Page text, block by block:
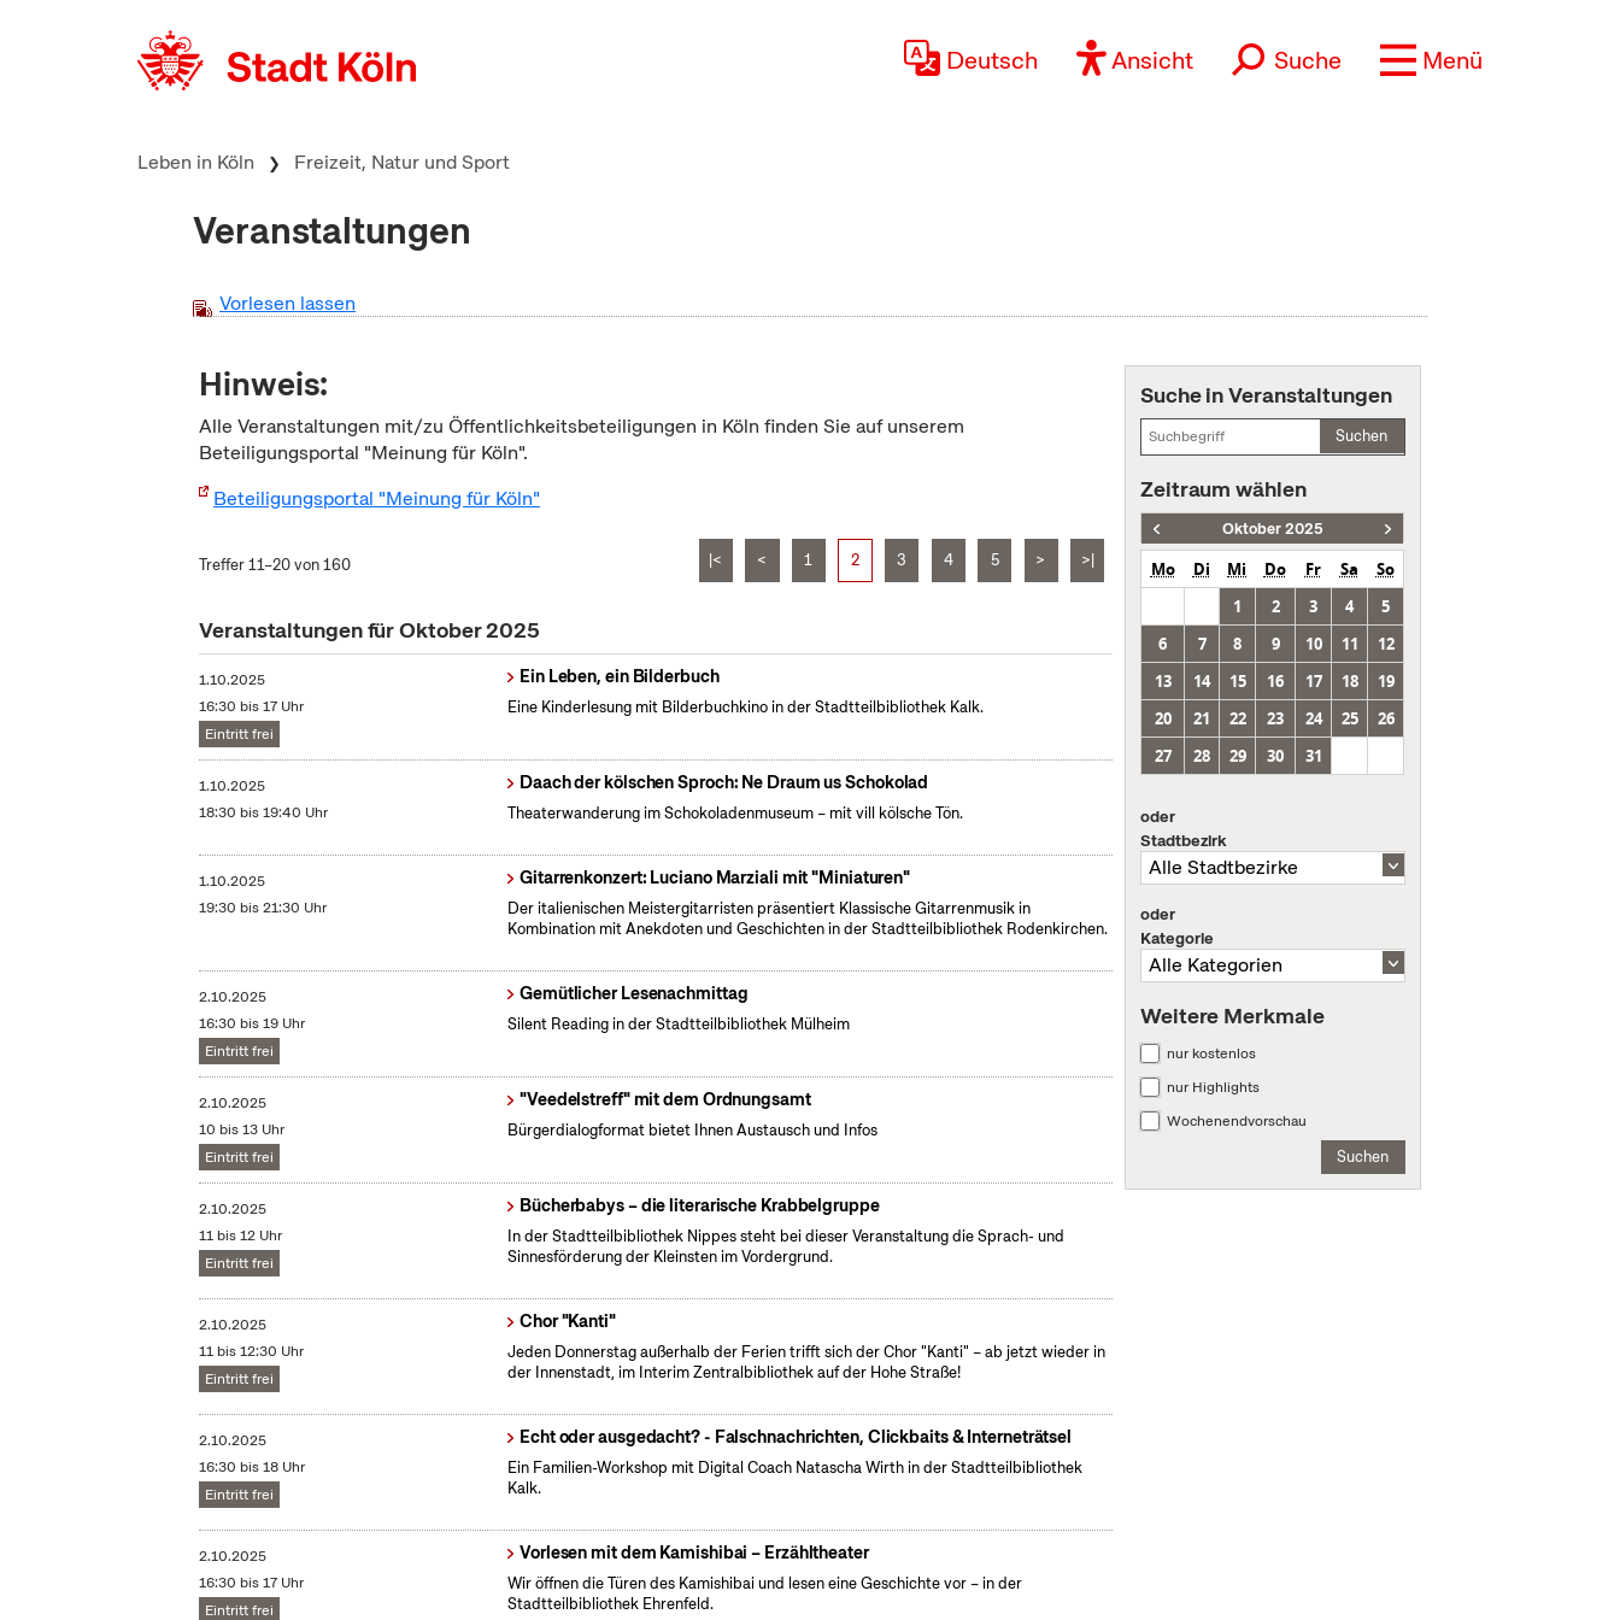
Deutsch Ansicht Suche Menü
Leben in Köln Freizeit, Natur und Sport
Veranstaltungen
Vorlesen lassen
Hinweis:
Alle Veranstaltungen mit/zu Öffentlichkeitsbeteiligungen in Köln finden Sie auf unserem
Beteiligungsportal "Meinung für Köln".
Beteiligungsportal "Meinung für Köln"
Treffer 11–20 von 160 |< < 1 2 3 4 5 > >|
Veranstaltungen für Oktober 2025
1.10.2025
16:30 bis 17 Uhr
Eintritt frei
Ein Leben, ein Bilderbuch
Eine Kinderlesung mit Bilderbuchkino in der Stadtteilbibliothek Kalk.
1.10.2025
18:30 bis 19:40 Uhr
Daach der kölschen Sproch: Ne Draum us Schokolad
Theaterwanderung im Schokoladenmuseum – mit vill kölsche Tön.
1.10.2025
19:30 bis 21:30 Uhr
Gitarrenkonzert: Luciano Marziali mit "Miniaturen"
Der italienischen Meistergitarristen präsentiert Klassische Gitarrenmusik in
Kombination mit Anekdoten und Geschichten in der Stadtteilbibliothek Rodenkirchen.
2.10.2025
16:30 bis 19 Uhr
Eintritt frei
Gemütlicher Lesenachmittag
Silent Reading in der Stadtteilbibliothek Mülheim
2.10.2025
10 bis 13 Uhr
Eintritt frei
"Veedelstreff" mit dem Ordnungsamt
Bürgerdialogformat bietet Ihnen Austausch und Infos
2.10.2025
11 bis 12 Uhr
Eintritt frei
Bücherbabys – die literarische Krabbelgruppe
In der Stadtteilbibliothek Nippes steht bei dieser Veranstaltung die Sprach- und
Sinnesförderung der Kleinsten im Vordergrund.
2.10.2025
11 bis 12:30 Uhr
Eintritt frei
Chor "Kanti"
Jeden Donnerstag außerhalb der Ferien trifft sich der Chor "Kanti" – ab jetzt wieder in
der Innenstadt, im Interim Zentralbibliothek auf der Hohe Straße!
2.10.2025
16:30 bis 18 Uhr
Eintritt frei
Echt oder ausgedacht? - Falschnachrichten, Clickbaits & Interneträtsel
Ein Familien-Workshop mit Digital Coach Natascha Wirth in der Stadtteilbibliothek
Kalk.
2.10.2025
16:30 bis 17 Uhr
Eintritt frei
Vorlesen mit dem Kamishibai – Erzähltheater
Wir öffnen die Türen des Kamishibai und lesen eine Geschichte vor – in der
Stadtteilbibliothek Ehrenfeld.
Suche in Veranstaltungen
Suchen
Zeitraum wählen
Oktober 2025
Mo Di Mi Do Fr Sa
So
1
2 3 4
5
6
7 8 9 10 11
12
13
14 15 16 17 18
19
20
21 22 23 24 25
26
27
28 29 30 31
oder
Stadtbezirk
oder
Kategorie
Weitere Merkmale
nur kostenlos
nur Highlights
Wochenendvorschau
Suchen